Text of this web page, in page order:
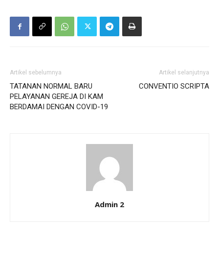
Artikel sebelumnya
TATANAN NORMAL BARU
PELAYANAN GEREJA DI KAM
BERDAMAI DENGAN COVID-19
Artikel selanjutnya
CONVENTIO SCRIPTA
Admin 2